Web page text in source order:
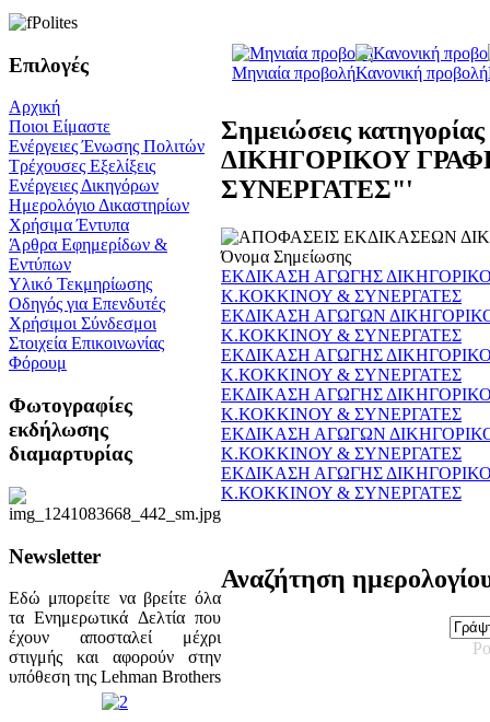
Επιλογές
Αρχική
Ποιοι Είμαστε
Ενέργειες Ένωσης Πολιτών
Τρέχουσες Εξελίξεις
Ενέργειες Δικηγόρων
Ημερολόγιο Δικαστηρίων
Χρήσιμα Έντυπα
Άρθρα Εφημερίδων &
Εντύπων
Υλικό Τεκμηρίωσης
Οδηγός για Επενδυτές
Χρήσιμοι Σύνδεσμοι
Στοιχεία Επικοινωνίας
Φόρουμ
Φωτογραφίες
εκδήλωσης
διαμαρτυρίας
Newsletter
Εδώ μπορείτε να βρείτε όλα
τα Ενημερωτικά Δελτία που
έχουν αποσταλεί μέχρι
στιγμής και αφορούν στην
υπόθεση της Lehman Brothers
Μηνιαία προβολήΚανονική προβολή
Σημειώσεις
ΔΙΚΗΓΟΡΙΚΟΥ
ΣΥΝΕΡΓΑΤΕΣ"'
Όνομα Σημείωσης
ΕΚΔΙΚΑΣΗ ΑΓΩΓΗΣ
Κ.ΚΟΚΚΙΝΟΥ & ΣΥΝΕΡΓΑΤΕΣ
ΕΚΔΙΚΑΣΗ ΑΓΩΓΩΝ
Κ.ΚΟΚΚΙΝΟΥ & ΣΥΝΕΡΓΑΤΕΣ
ΕΚΔΙΚΑΣΗ ΑΓΩΓΗΣ
Κ.ΚΟΚΚΙΝΟΥ & ΣΥΝΕΡΓΑΤΕΣ
ΕΚΔΙΚΑΣΗ ΑΓΩΓΗΣ
Κ.ΚΟΚΚΙΝΟΥ & ΣΥΝΕΡΓΑΤΕΣ
ΕΚΔΙΚΑΣΗ ΑΓΩΓΩΝ
Κ.ΚΟΚΚΙΝΟΥ & ΣΥΝΕΡΓΑΤΕΣ
ΕΚΔΙΚΑΣΗ ΑΓΩΓΗΣ
Κ.ΚΟΚΚΙΝΟΥ & ΣΥΝΕΡΓΑΤΕΣ
Αναζήτηση